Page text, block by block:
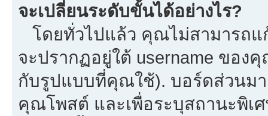
จะเปลี่ยนระดับขั้นได้อย่างไร?
โดยทั่วไปแล้ว คุณไม่สามารถ
จะปรากฏอยู่ใต้ username ขอ
กับรูปแบบที่คุณใช้). บอร์ดส่วนม
คุณโพสต์ และเพื่อระบุสถานะพิเศ